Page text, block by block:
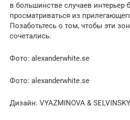
в большинстве случаев интерьер
просматриваться из
Позаботьтесь о том, чтобы эти
сочетались.
Фото: alexanderwhite.se
Фото: alexanderwhite.se
Дизайн: VYAZMINOVA &